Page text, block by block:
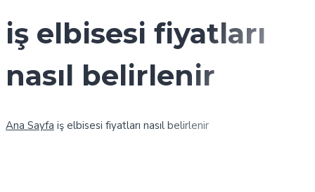
iş elbisesi fiyatları
nasıl belirlenir
Ana Sayfa iş elbisesi fiyatları nasıl belirlenir